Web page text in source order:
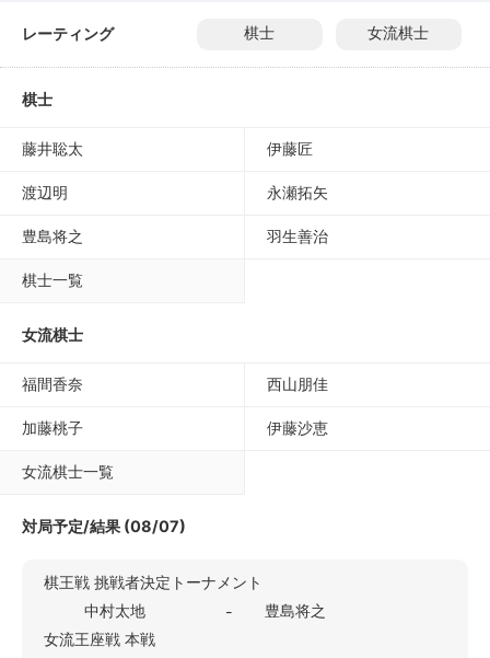
レーティング 棋士 女流棋士
棋士
藤井聡太 伊藤匠
渡辺明 永瀬拓矢
豊島将之 羽生善治
棋士一覧
女流棋士
福間香奈 西山朋佳
加藤桃子 伊藤沙恵
女流棋士一覧
対局予定/結果 (08/07)
棋王戦 挑戦者決定トーナメント
中村太地
-
豊島将之
女流王座戦 本戦